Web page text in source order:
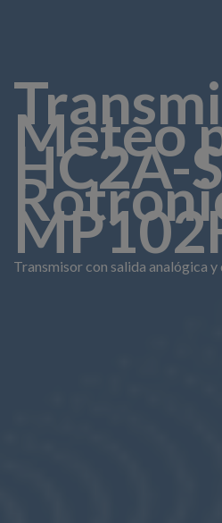
Meteo
HC2A-
Transmisor con salida analógica